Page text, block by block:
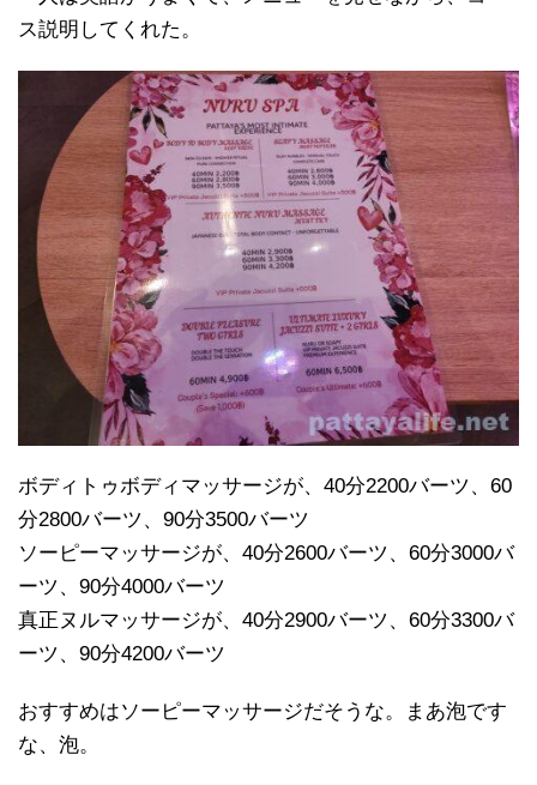
ス説明してくれた。
ボディトゥボディマッサージが、40分2200バーツ、60
分2800バーツ、90分3500バーツ
ソーピーマッサージが、40分2600バーツ、60分3000バ
ーツ、90分4000バーツ
真正ヌルマッサージが、40分2900バーツ、60分3300バ
ーツ、90分4200バーツ
おすすめはソーピーマッサージだそうな。まあ泡です
な、泡。